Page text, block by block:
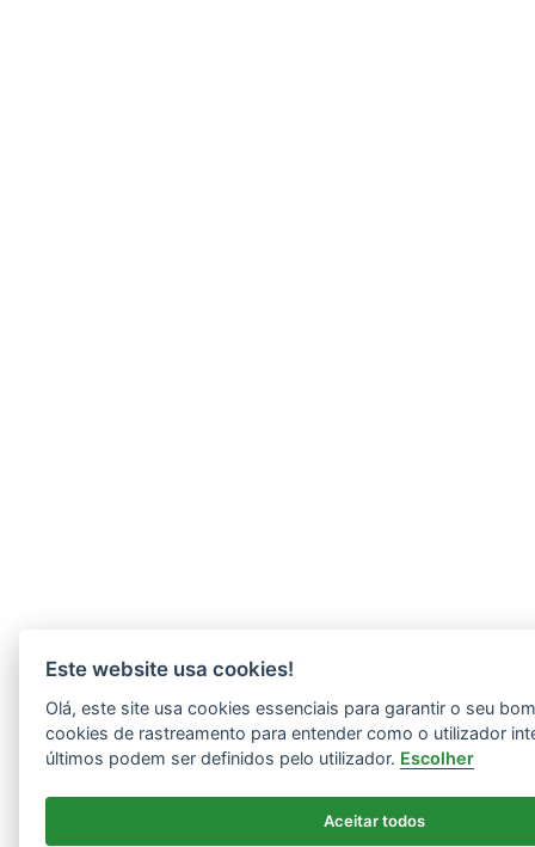
Este website usa cookies!
Olá, este site usa cookies essenciais para garantir o seu
cookies de rastreamento para entender como o utilizador
últimos podem ser definidos pelo utilizador. Escolher
Aceitar todos